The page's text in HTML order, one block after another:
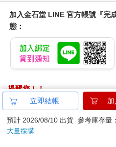
加入金石堂 LINE 官方帳號『完
態：
提醒您！！
金石堂及銀行均不會請您操作
ATM提款機，請不要聽從指示，
退換貨須知：
立即結帳
預計 2026/08/10 出貨 參考庫存量
大量採購